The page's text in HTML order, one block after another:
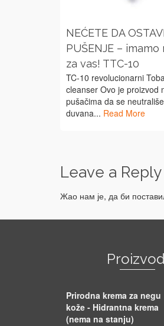
NEĆETE DA
PUŠENJE – imamo
za vas! TTC-10
TC-10 revolucionarni
cleanser Ovo je proizvod
pušačima da se
duvana... Read More
Leave a Reply
Жао нам је, да би
Prirodna krema za negu
kože - Hidrantna krema
(nema na stanju)